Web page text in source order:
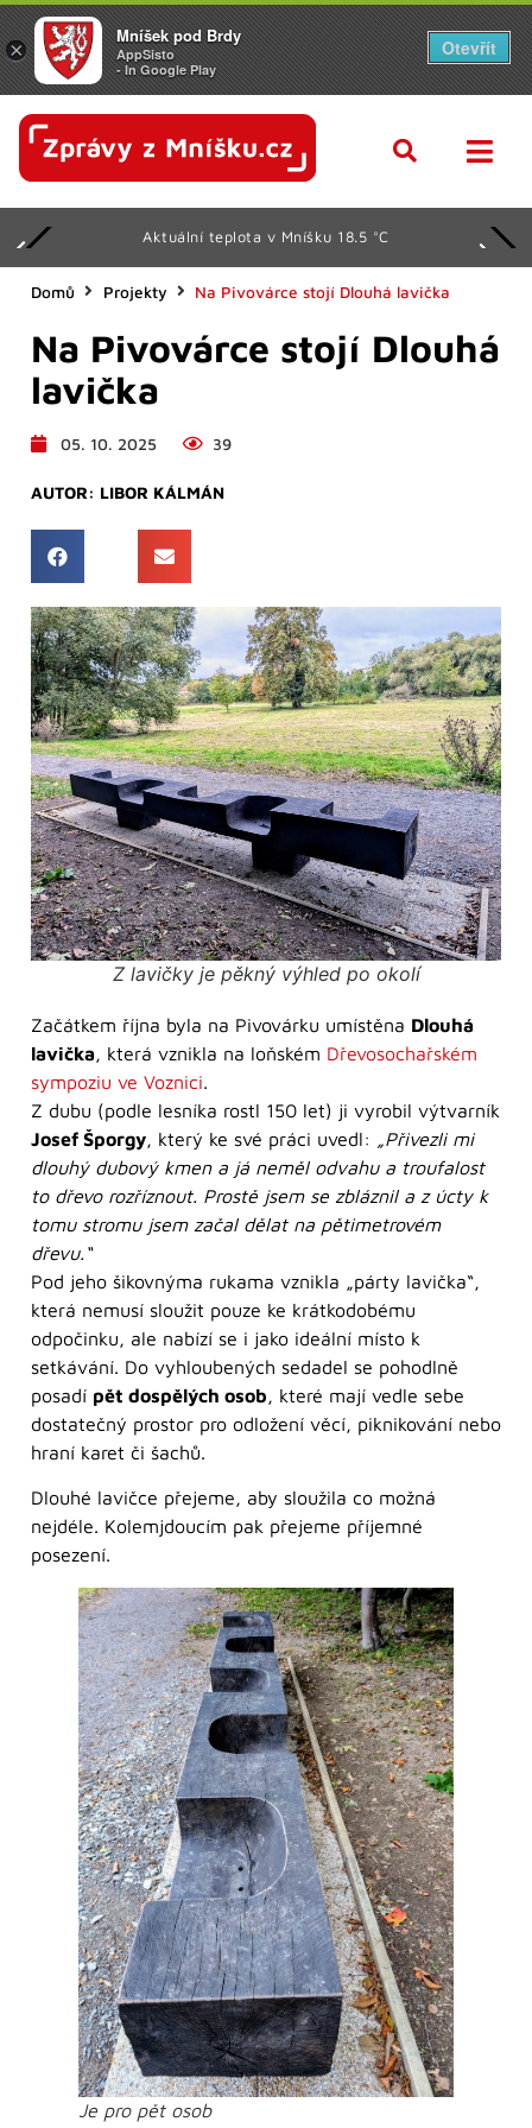
Aktuální teplota v Mníšku 18.5 °C
Domů Projekty Na Pivovárce stojí Dlouhá lavička
Na Pivovárce stojí Dlouhá
lavička
05. 10. 2025 39
AUTOR: LIBOR KÁLMÁN
Z lavičky je pěkný výhled po okolí
Začátkem října byla na Pivovárku umístěna Dlouhá
lavička, která vznikla na loňském Dřevosochařském
sympoziu ve Voznici.
Z dubu (podle lesníka rostl 150 let) ji vyrobil výtvarník
Josef Šporgy, který ke své práci uvedl: „Přivezli mi
dlouhý dubový kmen a já neměl odvahu a troufalost
to dřevo rozříznout. Prostě jsem se zbláznil a z úcty k
tomu stromu jsem začal dělat na pětimetrovém
dřevu.“
Pod jeho šikovnýma rukama vznikla „párty lavička“,
která nemusí sloužit pouze ke krátkodobému
odpočinku, ale nabízí se i jako ideální místo k
setkávání. Do vyhloubených sedadel se pohodlně
posadí pět dospělých osob, které mají vedle sebe
dostatečný prostor pro odložení věcí, piknikování nebo
hraní karet či šachů.
Dlouhé lavičce přejeme, aby sloužila co možná
nejdéle. Kolemjdoucím pak přejeme příjemné
posezení.
Je pro pět osob
×
Mníšek pod Brdy
AppSisto
- In Google Play
Otevřít